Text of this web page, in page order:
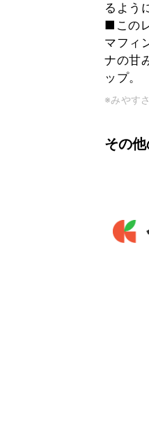
るよう
■この
マフィ
ナの甘
ップ。
※みやす
その